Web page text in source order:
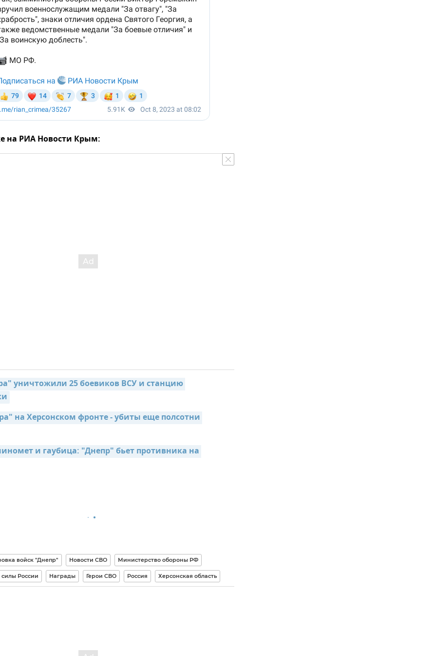
на РИА Новости Крым:
уничтожили 25 боевиков ВСУ и станцию
на Херсонском фронте - убиты еще полсотни
и гаубица: "Днепр" бьет противника на
войск "Днепр" Новости СВО Министерство обороны РФ
России Награды Герои СВО Россия Херсонская область